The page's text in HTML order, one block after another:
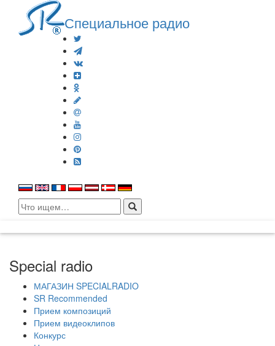
Специальное радио
Search
for:
Special radio
МАГАЗИН SPECIALRADIO
SR Recommended
Прием композиций
Прием видеоклипов
Конкурс